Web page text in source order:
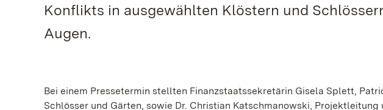
Konflikts in ausgewählten Klöstern und
Augen.
Bei einem Pressetermin stellten Finanzstaatssekretärin Gisela Splett,
Schlösser und Gärten, sowie Dr. Christian Katschmanowski, Projektleitung